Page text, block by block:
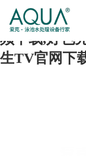
好色先生
频下载,好色
生TV官网下